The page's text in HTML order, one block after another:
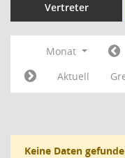
Vertreter
Monat
Aktuell
Keine Daten